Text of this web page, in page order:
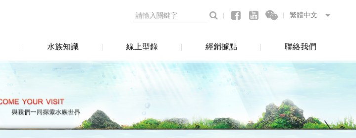
水族知識 線上型錄 經銷據點 聯絡我們